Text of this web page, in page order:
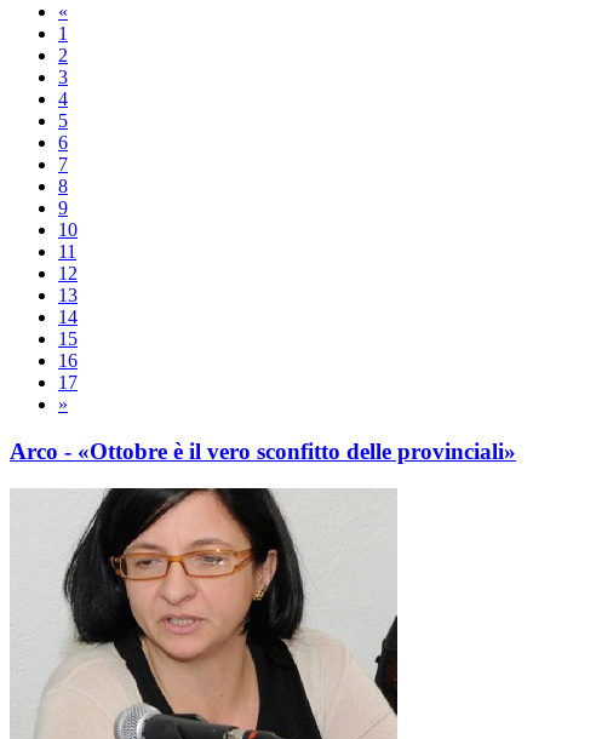
«
1
2
3
4
5
6
7
8
9
10
11
12
13
14
15
16
17
»
Arco - «Ottobre è il vero sconfitto delle provinciali»